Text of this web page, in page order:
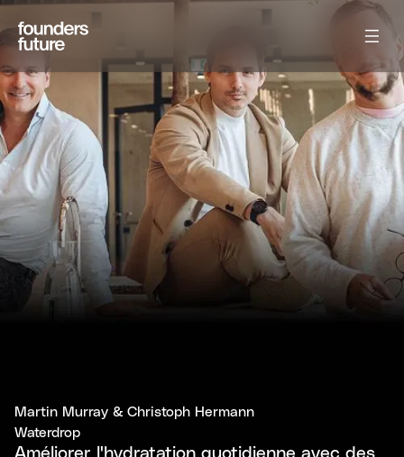
Martin Murray & Christoph Hermann
Waterdrop
Améliorer l'hydratation quotidienne avec des